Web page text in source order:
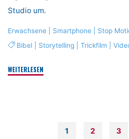
Studio um.
Erwachsene Smartphone
Stop
Bibel| Storytelling| Trickfilm
WEITERLESEN
1 2 3